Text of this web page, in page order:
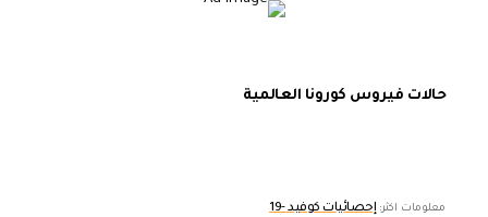
حالات فيروس كورونا العالمية
معلومات اكثر: إحصائيات كوفيد -19